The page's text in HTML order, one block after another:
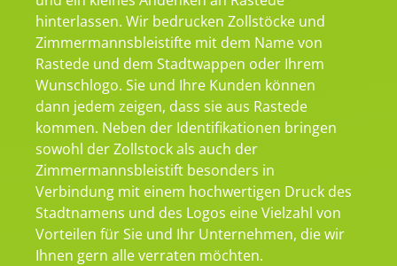
hinterlassen. Wir bedrucken Zollstöcke und
Zimmermannsbleistifte mit dem Name von
Rastede und dem Stadtwappen oder Ihrem
Wunschlogo. Sie und Ihre Kunden können
dann jedem zeigen, dass sie aus Rastede
kommen. Neben der Identifikationen bringen
sowohl der Zollstock als auch der
Zimmermannsbleistift besonders in
Verbindung mit einem hochwertigen Druck des
Stadtnamens und des Logos eine Vielzahl von
Vorteilen für Sie und Ihr Unternehmen, die wir
Ihnen gern alle verraten möchten.